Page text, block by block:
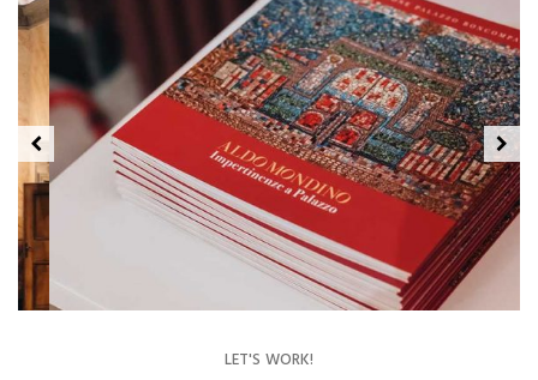
LET'S WORK!